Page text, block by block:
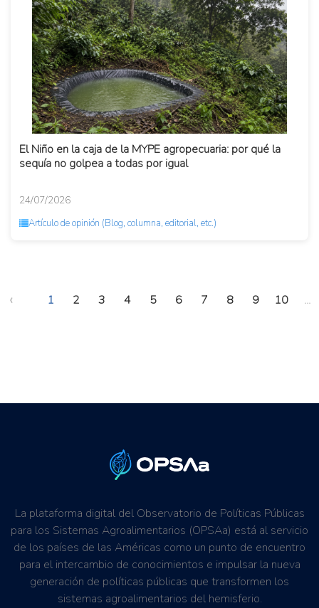
El Niño en la caja de la MYPE agropecuaria: por qué la
sequía no golpea a todas por igual
24/07/2026
Artículo de opinión (Blog, columna, editorial, etc.)
‹ 1 2 3 4 5 6 7 8 9 10 ...
La plataforma digital del Observatorio de Políticas Públicas
para los Sistemas Agroalimentarios (OPSAa) está al servicio
de los países de las Américas como un punto de encuentro
para el intercambio de conocimientos e impulsar la nueva
generación de políticas públicas que transformen los
sistemas agroalimentarios del hemisferio.